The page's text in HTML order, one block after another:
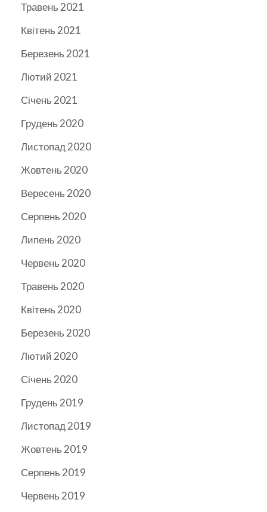
Травень 2021
Квітень 2021
Березень 2021
Лютий 2021
Січень 2021
Грудень 2020
Листопад 2020
Жовтень 2020
Вересень 2020
Серпень 2020
Липень 2020
Червень 2020
Травень 2020
Квітень 2020
Березень 2020
Лютий 2020
Січень 2020
Грудень 2019
Листопад 2019
Жовтень 2019
Серпень 2019
Червень 2019